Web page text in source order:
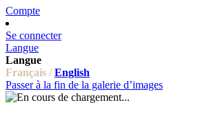
Compte
Se connecter
Langue
Langue
Français / English
Passer à la fin de la galerie d’images